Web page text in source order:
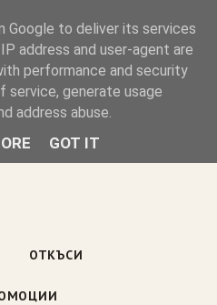
откъси, нови книги
· пон–пет 10:00–19:00 ·
ОТКЪСИ
Google to deliver its services
address and user-agent are
performance and security
generate usage
address abuse.
GOT IT